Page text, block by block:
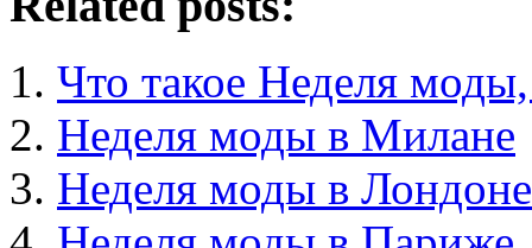
Что такое Неделя
Неделя моды в Милане
Неделя моды в Лондоне